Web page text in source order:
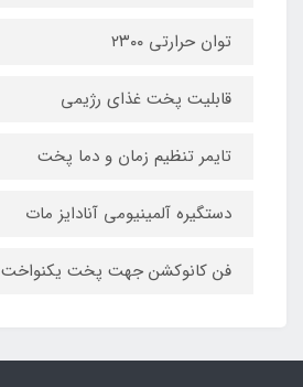
توان حرارتی ۲۳۰۰
قابلیت پخت غذای رژیمی
تایمر تنظیم زمان و دما پخت
دستگیره آلمینیومی آنادایز مات
فن کانوکشن جهت پخت یکنواخت